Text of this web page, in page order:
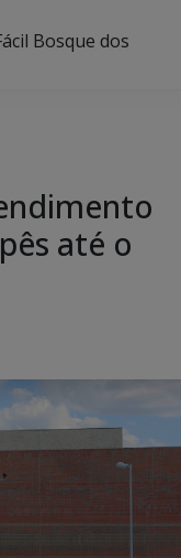
Bosque dos
até o